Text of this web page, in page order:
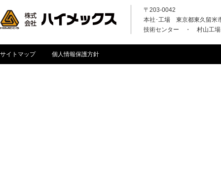
〒203-0042
本社･工場 東京都東久留米
技術センター ・ 村山工
サイトマップ 個人情報保護方針